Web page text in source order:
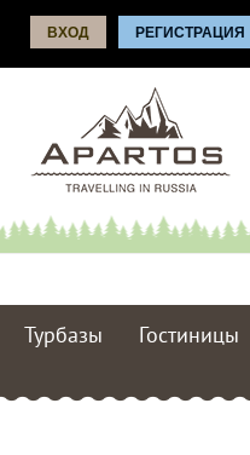
ВХОД РЕГИСТРАЦИЯ
Турбазы Гостиницы